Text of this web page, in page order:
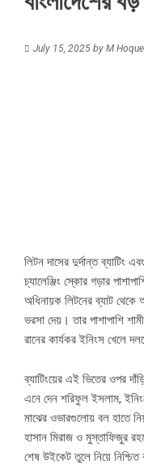
July 15, 2025 by M Hoque
লিটন দাসের দুর্দান্ত ব্যাটিং
চ্যালেঞ্জিং স্কোর গড়ার
অধিনায়ক লিটনের ব্যাট
ভরসা দেয়। তার পাশাপাশি
রানের কার্যকর ইনিংস খেলে
ব্যাটিংয়ের এই ভিতের ওপর
এনে দেন শরিফুল ইসলাম,
মাঝের ওভারগুলোয় বল হাতে
হাসান মিরাজ ও মুস্তাফিজুর
শেষ উইকেট তুলে নিয়ে